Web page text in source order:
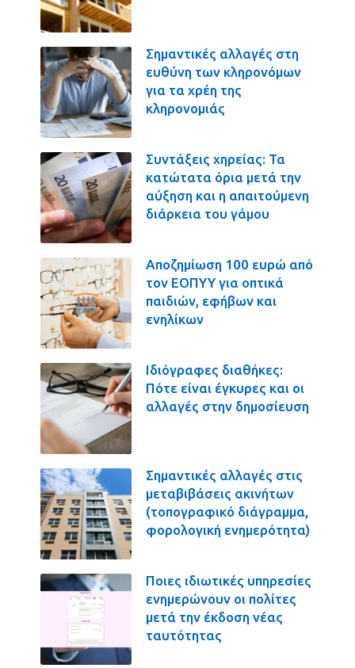
Σημαντικές αλλαγές στη
ευθύνη των κληρονόμων
για τα χρέη της
κληρονομιάς
Συντάξεις χηρείας: Τα
κατώτατα όρια μετά την
αύξηση και η απαιτούμενη
διάρκεια του γάμου
Αποζημίωση 100 ευρώ από
τον ΕΟΠΥΥ για οπτικά
παιδιών, εφήβων και
ενηλίκων
Ιδιόγραφες διαθήκες:
Πότε είναι έγκυρες και οι
αλλαγές στην δημοσίευση
Σημαντικές αλλαγές στις
μεταβιβάσεις ακινήτων
(τοπογραφικό διάγραμμα,
φορολογική ενημερότητα)
Ποιες ιδιωτικές υπηρεσίες
ενημερώνουν οι πολίτες
μετά την έκδοση νέας
ταυτότητας